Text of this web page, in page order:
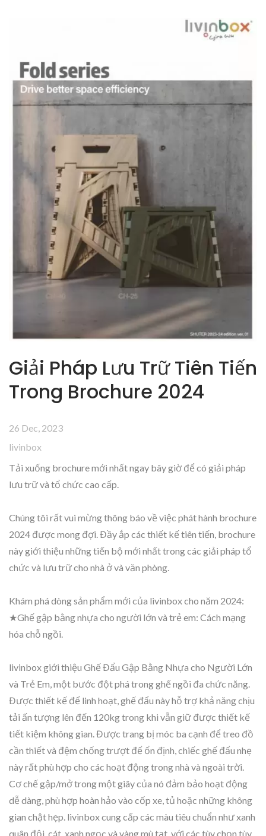
Giải Pháp Lưu Trữ Tiên Tiến
Trong Brochure 2024
26 Dec, 2023
livinbox
Tải xuống brochure mới nhất ngay bây giờ để có giải pháp
lưu trữ và tổ chức cao cấp.
Chúng tôi rất vui mừng thông báo về việc phát hành brochure
2024 được mong đợi. Đầy ắp các thiết kế tiên tiến, brochure
này giới thiệu những tiến bộ mới nhất trong các giải pháp tổ
chức và lưu trữ cho nhà ở và văn phòng.
Khám phá dòng sản phẩm mới của livinbox cho năm 2024:
★Ghế gập bằng nhựa cho người lớn và trẻ em: Cách mạng
hóa chỗ ngồi.
livinbox giới thiệu Ghế Đẩu Gập Bằng Nhựa cho Người Lớn
và Trẻ Em, một bước đột phá trong ghế ngồi đa chức năng.
Được thiết kế để linh hoạt, ghế đẩu này hỗ trợ khả năng chịu
tải ấn tượng lên đến 120kg trong khi vẫn giữ được thiết kế
tiết kiệm không gian. Được trang bị móc ba cạnh để treo đồ
cần thiết và đệm chống trượt để ổn định, chiếc ghế đẩu nhẹ
này rất phù hợp cho các hoạt động trong nhà và ngoài trời.
Cơ chế gập/mở trong một giây của nó đảm bảo hoạt động
dễ dàng, phù hợp hoàn hảo vào cốp xe, tủ hoặc những không
gian chật hẹp. livinbox cung cấp các màu tiêu chuẩn như xanh
quân đội, cát, xanh ngọc và vàng mù tạt, với các tùy chọn tùy